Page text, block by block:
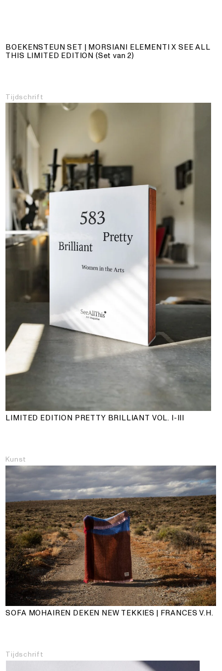
BOEKENSTEUN SET | MORSIANI ELEMENTI X SEE ALL
THIS LIMITED EDITION (Set van 2)
Tijdschrift
LIMITED EDITION PRETTY BRILLIANT VOL. I-III
Kunst
SOFA MOHAIREN DEKEN NEW TEKKIES | FRANCES V.H.
Tijdschrift